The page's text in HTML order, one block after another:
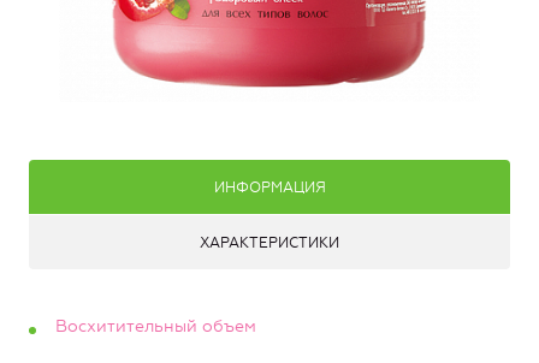
ИНФОРМАЦИЯ
ХАРАКТЕРИСТИКИ
Восхитительный объем